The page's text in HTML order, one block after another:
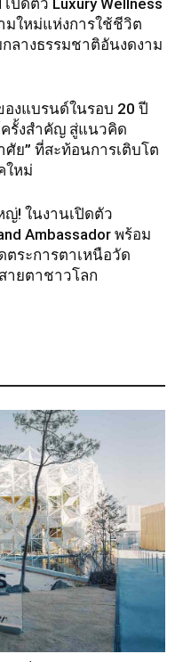
มใหม่แห่งการใช้ชีวิต
ลางธรรมชาติอันงดงาม
องแบรนด์ในรอบ 20 ปี
รั้งสำคัญ สู่แนวคิด
ศัย” ที่สะท้อนการเติบโต
ใหม่
ญ่! ในงานเปิดตัว
Ambassador พร้อม
ระการตาเหนือวัด
ายตาชาวโลก